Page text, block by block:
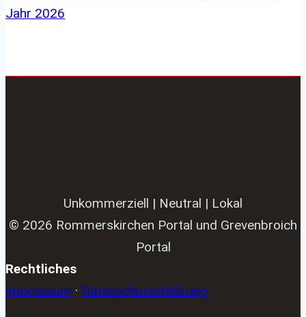
Jahr 2026
Unkommerziell | Neutral | Lokal
© 2026 Rommerskirchen Portal und Grevenbroich
Portal
Rechtliches
Impressum · Datenschutzerklärung